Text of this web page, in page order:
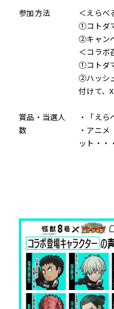
参加方法
＜えらべ
①コトダ
②キャン
＜コラボ
①コトダ
②ハッシ
付けて、
賞品・当選人
数
・「え
・アニ
ット・・